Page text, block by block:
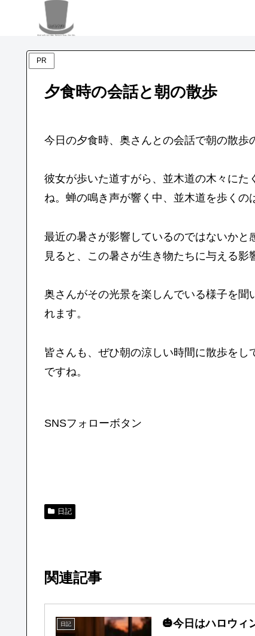
PR
夕食時の会話と朝の散歩
今日の夕食時、奥さんとの会話で朝の散歩
彼女が歩いた道すがら、並木道の木々に
ね。蝉の鳴き声が響く中、並木道を歩くの
最近の暑さが影響しているのではないか
見ると、この暑さが生き物たちに与える影
奥さんがその光景を楽しんでいる様子を
れます。
皆さんも、ぜひ朝の涼しい時間に散歩を
ですね。
SNSフォローボタン
日記
関連記事
日記 🎃今日はハロウィ